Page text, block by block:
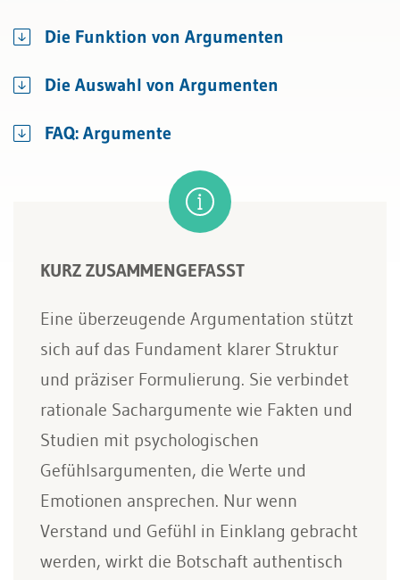
Die Funktion von Argumenten
Die Auswahl von Argumenten
FAQ: Argumente
KURZ ZUSAMMENGEFASST
Eine überzeugende Argumentation stützt
sich auf das Fundament klarer Struktur
und präziser Formulierung. Sie verbindet
rationale Sachargumente wie Fakten und
Studien mit psychologischen
Gefühlsargumenten, die Werte und
Emotionen ansprechen. Nur wenn
Verstand und Gefühl in Einklang gebracht
werden, wirkt die Botschaft authentisch